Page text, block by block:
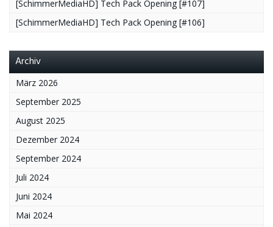
[SchimmerMediaHD] Tech Pack Opening [#107]
[SchimmerMediaHD] Tech Pack Opening [#106]
Archiv
März 2026
September 2025
August 2025
Dezember 2024
September 2024
Juli 2024
Juni 2024
Mai 2024